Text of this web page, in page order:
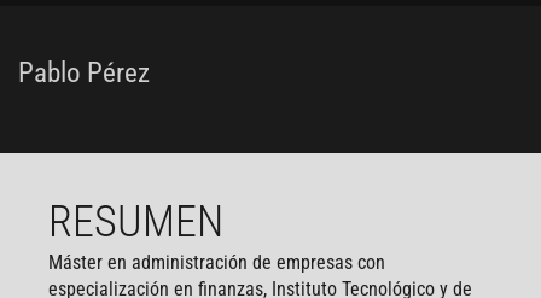
Pablo Pérez
RESUMEN
Máster en administración de empresas con
especialización en finanzas, Instituto Tecnológico y de